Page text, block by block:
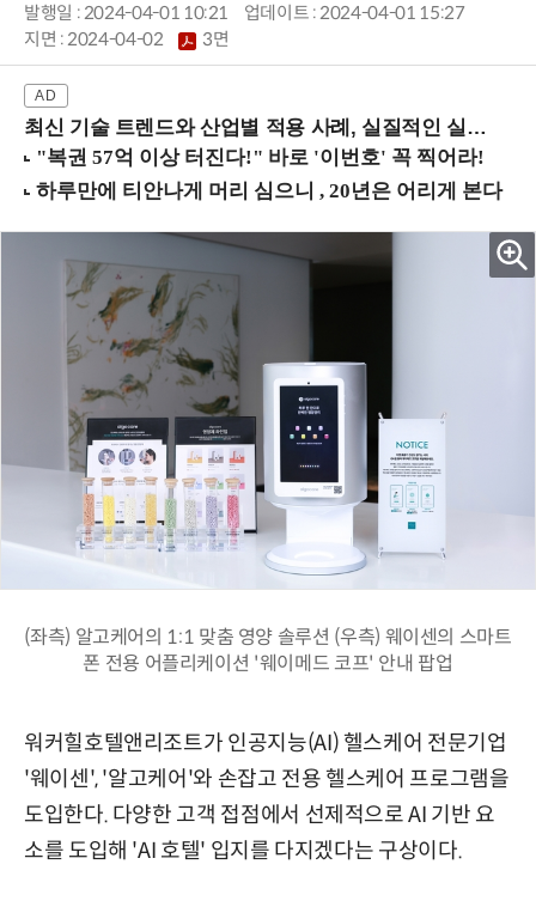
발행일 : 2024-04-01 10:21
업데이트 : 2024-04-01 15:27
지면 :2024-04-02 3면
최신 기술 트렌드와 산업별 적용 사례, 실질적인 실행 전략을 공유 (9/18 양재역)
(좌측) 알고케어의 1:1 맞춤 영양 솔루션 (우측) 웨이센의 스마트
폰 전용 어플리케이션 '웨이메드 코프' 안내 팝업
워커힐호텔앤리조트가 인공지능(AI) 헬스케어 전문기업
'웨이센', '알고케어'와 손잡고 전용 헬스케어 프로그램을
도입한다. 다양한 고객 접점에서 선제적으로 AI 기반 요
소를 도입해 'AI 호텔' 입지를 다지겠다는 구상이다.